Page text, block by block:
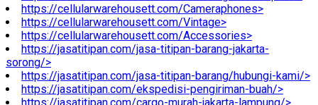
https://cellularwarehousett.com/Cameraphones>
https://cellularwarehousett.com/Vintage>
https://cellularwarehousett.com/Accessories>
https://jasatitipan.com/jasa-titipan-barang-jakarta-
sorong/>
https://jasatitipan.com/jasa-titipan-barang/hubungi-kami/>
https://jasatitipan.com/ekspedisi-pengiriman-buah/>